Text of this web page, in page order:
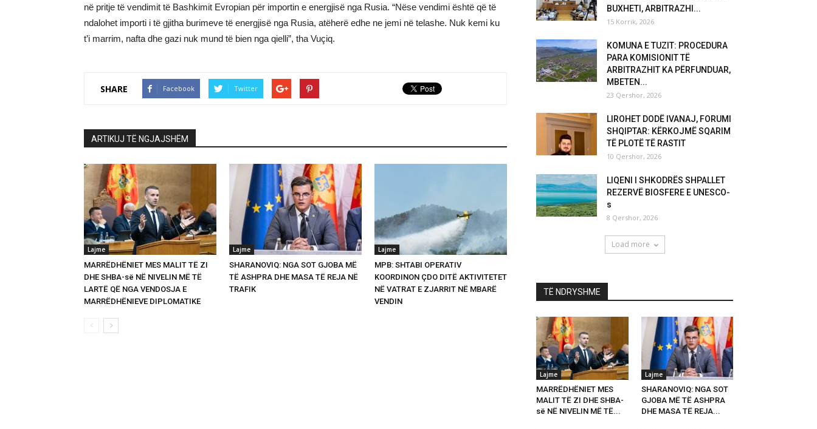
në pritje të vendimit të Bashkimit Evropian për importin e energjisë nga Rusia. “Nëse vendimi është që të
ndalohet importi i të gjitha burimeve të energjisë nga Rusia, atëherë edhe ne jemi në telashe. Nuk kemi ku
t’i marrim, nafta dhe gazi nuk mund të bien nga qielli”, tha Vuçiq.
SHARE Facebook Twitter
ARTIKUJ TË NGJAJSHËM
Lajme
MARRËDHËNIET MES MALIT TË ZI
DHE SHBA-së NË NIVELIN MË TË
LARTË QË NGA VENDOSJA E
MARRËDHËNIEVE DIPLOMATIKE
Lajme
SHARANOVIQ: NGA SOT GJOBA MË
TË ASHPRA DHE MASA TË REJA NË
TRAFIK
Lajme
MPB: SHTABI OPERATIV
KOORDINON ÇDO DITË AKTIVITETET
NË VATRAT E ZJARRIT NË MBARË
VENDIN
BUXHETI, ARBITRAZHI...
15 Korrik, 2026
KOMUNA E TUZIT: PROCEDURA
PARA KOMISIONIT TË
ARBITRAZHIT KA PËRFUNDUAR,
MBETEN...
23 Qershor, 2026
LIROHET DODË IVANAJ, FORUMI
SHQIPTAR: KËRKOJMË SQARIM
TË PLOTË TË RASTIT
10 Qershor, 2026
LIQENI I SHKODRËS SHPALLET
REZERVË BIOSFERE E UNESCO-
s
8 Qershor, 2026
Load more
TË NDRYSHME
Lajme
MARRËDHËNIET MES
MALIT TË ZI DHE SHBA-
së NË NIVELIN MË TË...
Lajme
SHARANOVIQ: NGA SOT
GJOBA MË TË ASHPRA
DHE MASA TË REJA...